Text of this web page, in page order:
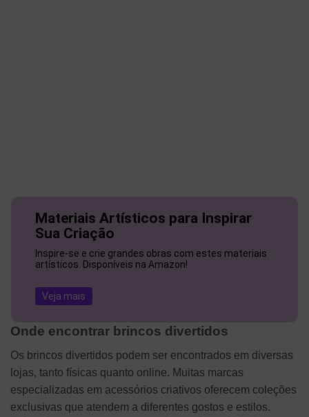
Materiais Artísticos para Inspirar
Sua Criação
Inspire-se e crie grandes obras com estes materiais
artísticos. Disponíveis na Amazon!
Veja mais
Onde encontrar brincos divertidos
Os brincos divertidos podem ser encontrados em diversas
lojas, tanto físicas quanto online. Muitas marcas
especializadas em acessórios criativos oferecem coleções
exclusivas que atendem a diferentes gostos e estilos.